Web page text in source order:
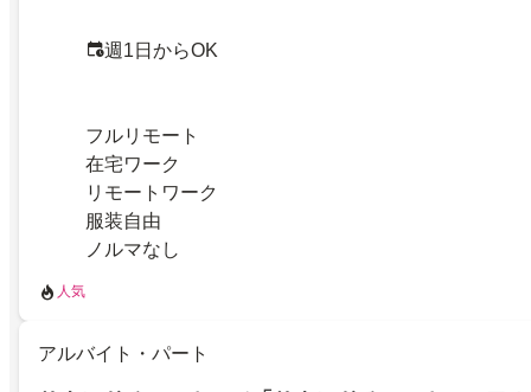
週1日からOK
フルリモート
在宅ワーク
リモートワーク
服装自由
ノルマなし
人気
アルバイト・パート